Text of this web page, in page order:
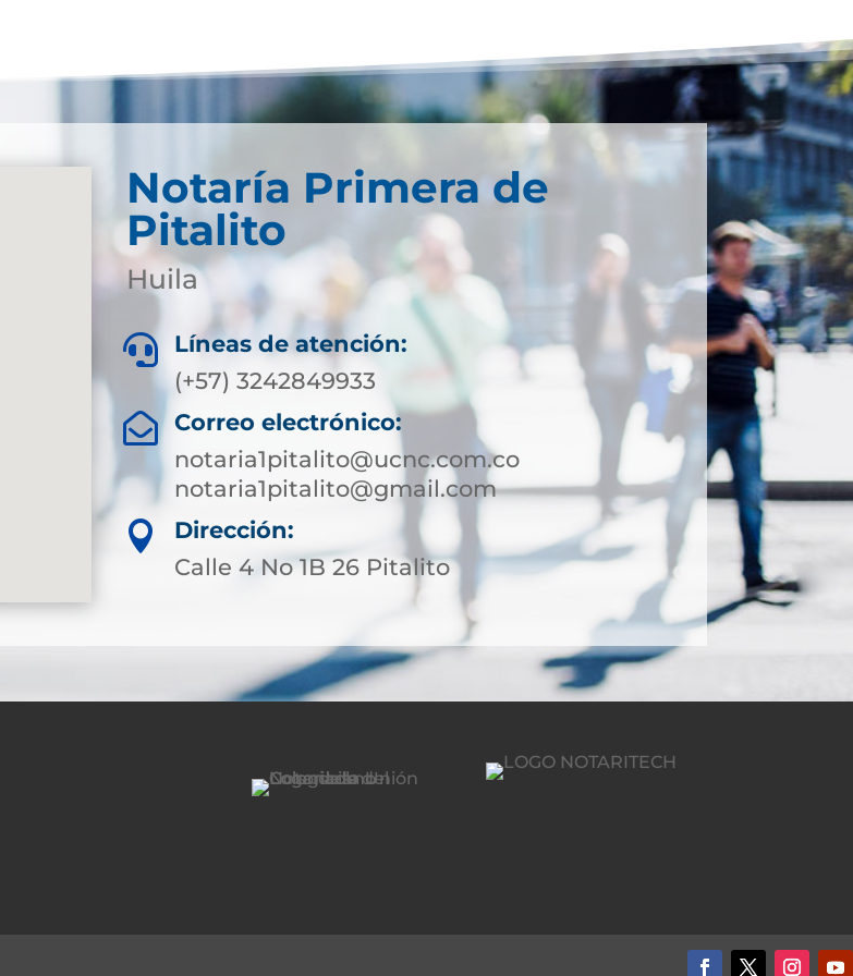
Notaría Primera de
Pitalito
Huila

Líneas de atención:
(+57) 3242849933

Correo electrónico:
notaria1pitalito@ucnc.com.co
notaria1pitalito@gmail.com

Dirección:
Calle 4 No 1B 26 Pitalito